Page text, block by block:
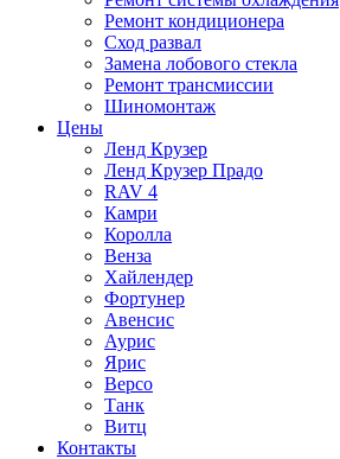
Ремонт кондиционера
Сход развал
Замена лобового стекла
Ремонт трансмиссии
Шиномонтаж
Цены
Ленд Крузер
Ленд Крузер Прадо
RAV 4
Камри
Королла
Венза
Хайлендер
Фортунер
Авенсис
Аурис
Ярис
Версо
Танк
Витц
Контакты